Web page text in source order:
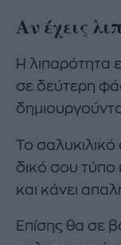
Αν έχεις
Η λιπαρότητα
σε δεύτερη
Το σαλυκιλικό
δικό σου τύπο
και κάνει
Επίσης θα σε